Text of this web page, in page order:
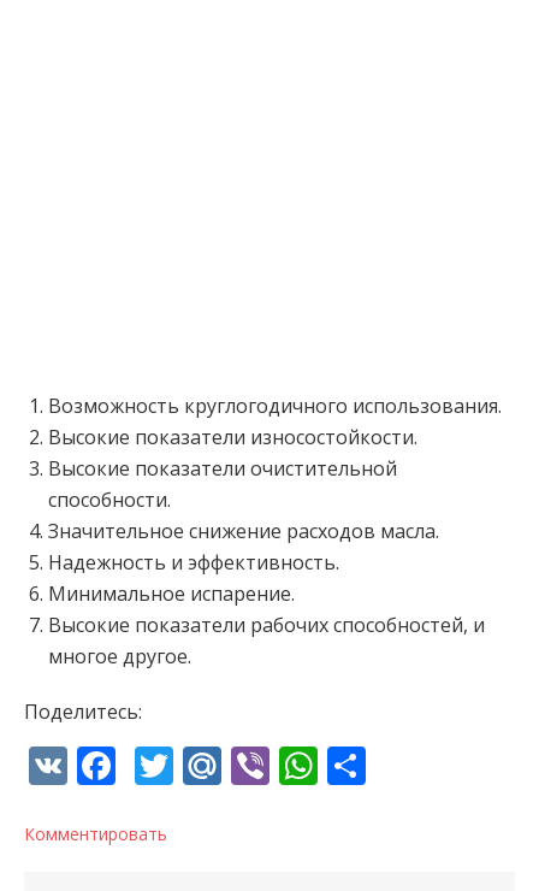
Возможность круглогодичного использования.
Высокие показатели износостойкости.
Высокие показатели очистительной
способности.
Значительное снижение расходов масла.
Надежность и эффективность.
Минимальное испарение.
Высокие показатели рабочих способностей, и
многое другое.
Поделитесь:
VK Facebook
Twitter
Mail.Ru
ViberWhatsApp
Комментировать